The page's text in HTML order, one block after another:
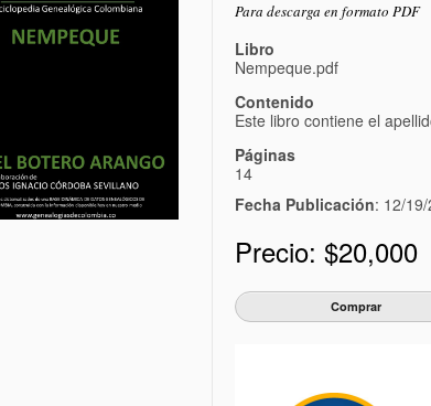
Para descarga en formato PDF
Libro
Nempeque.pdf
Contenido
Este libro contiene el
Páginas
14
Fecha Publicación: 12/
Precio: $20,000